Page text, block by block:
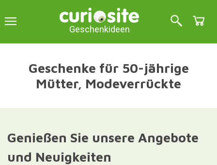
Geschenkideen
Geschenke für 50-jährige
Mütter, Modeverrückte
Genießen Sie unsere Angebote
und Neuigkeiten